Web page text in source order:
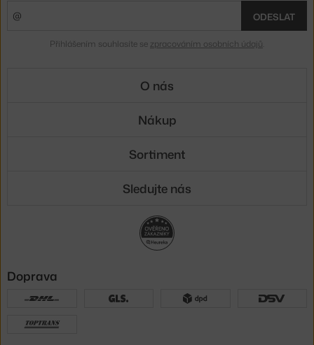
ODESLAT
Přihlášením souhlasíte se zpracováním osobních údajů
O nás
Nákup
Sortiment
Sledujte nás
Doprava